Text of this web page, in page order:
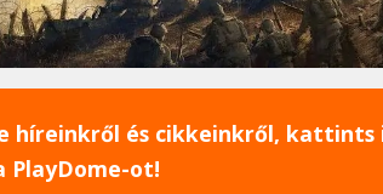
híreinkről és cikkeinkről, kattints
PlayDome-ot!